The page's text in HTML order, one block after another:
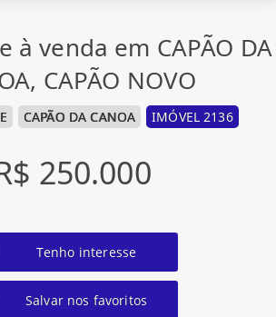
à venda em CAPÃO DA
CAPÃO NOVO
CAPÃO DA CANOA IMÓVEL 2136
250.000
Tenho interesse
Salvar nos favoritos